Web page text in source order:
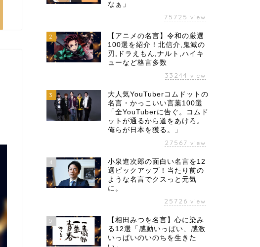
なぁ」
75725 view
2
【アニメの名言】令和の厳選
100選を紹介！北信介,鬼滅の
刃,ドラえもん,ナルト,ハイキ
ューなど格言多数
33244 view
3
大人気YouTuberコムドットの
名言・かっこいい言葉100選
「全YouTuberに告ぐ。コムド
ットが通るから道をあけろ。
俺らが日本を獲る。」
27567 view
4
小泉進次郎の面白い名言を12
選ピックアップ！当たり前の
ような名言でクスっと元気
に。
25726 view
5
【相田みつを名言】心に染み
る12選「感動いっぱい、感激
いっぱいのいのちを生きた